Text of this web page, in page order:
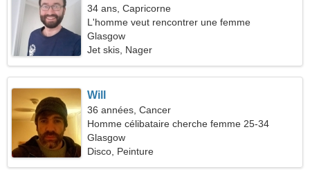
34 ans, Capricorne
L'homme veut rencontrer une femme
Glasgow
Jet skis, Nager
Will
36 années, Cancer
Homme célibataire cherche femme 25-34
Glasgow
Disco, Peinture